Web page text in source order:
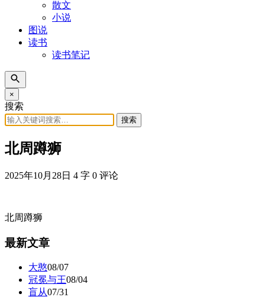
散文
小说
图说
读书
读书笔记
×
搜索
搜索
北周蹲狮
2025年10月28日 4 字 0 评论
北周蹲狮
最新文章
大憨08/07
冠冕与王08/04
盲从07/31